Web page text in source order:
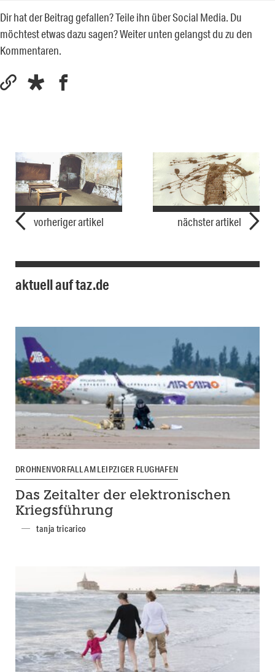
Dir hat der Beitrag gefallen? Teile ihn über Social Media. Du
möchtest etwas dazu sagen? Weiter unten gelangst du zu den
Kommentaren.
vorheriger artikel nächster artikel
aktuell auf taz.de
DROHNENVORFALL AM LEIPZIGER FLUGHAFEN
Das Zeitalter der elektronischen
Kriegsführung
tanja tricarico